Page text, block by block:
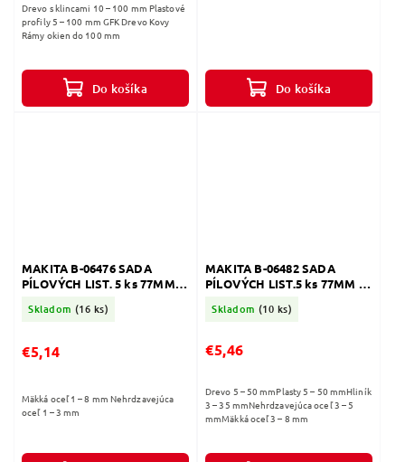
Do košíka
Drevo s klincami 10 – 100 mm Plastové
profily 5 – 100 mm GFK Drevo Kovy
Rámy okien do 100 mm
Do košíka
MAKITA B-06476 SADA
PÍLOVÝCH LIST. 5 ks 77MM
Skladom (16 ks)
€5,14
Mäkká oceľ 1 – 8 mm Nehrdzavejúca
oceľ 1 – 3 mm
MAKITA B-06482 SADA
PÍLOVÝCH LIST.5 ks 77MM B-
Skladom (10 ks)
€5,46
Drevo 5 – 50 mmPlasty 5 – 50 mmHliník
3 – 35 mmNehrdzavejúca oceľ 3 – 5
mmMäkká oceľ 3 – 8 mm